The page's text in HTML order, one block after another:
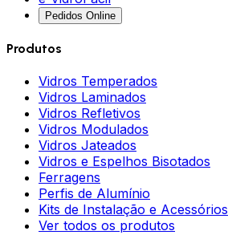
Pedidos Online
Produtos
Vidros Temperados
Vidros Laminados
Vidros Refletivos
Vidros Modulados
Vidros Jateados
Vidros e Espelhos Bisotados
Ferragens
Perfis de Alumínio
Kits de Instalação e Acessórios
Ver todos os produtos